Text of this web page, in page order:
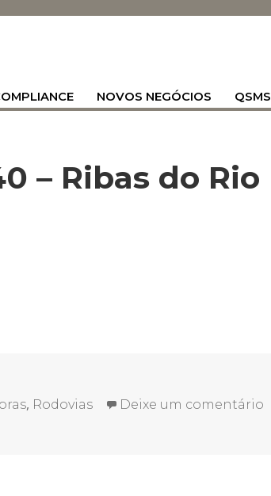
NOVOS NEGÓCIOS QSMS
– Ribas do Rio
, Rodovias Deixe um comentário